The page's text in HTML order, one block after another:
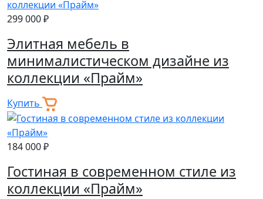
299 000 ₽
Элитная мебель в
минималистическом дизайне из
коллекции «Прайм»
Купить
184 000 ₽
Гостиная в современном стиле из
коллекции «Прайм»